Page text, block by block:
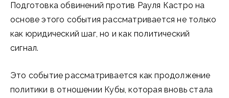
Подготовка обвинений против Рауля Кастро на
основе этого события рассматривается не только
как юридический шаг, но и как политический
сигнал.
Это событие рассматривается как продолжение
политики в отношении Кубы, которая вновь стала